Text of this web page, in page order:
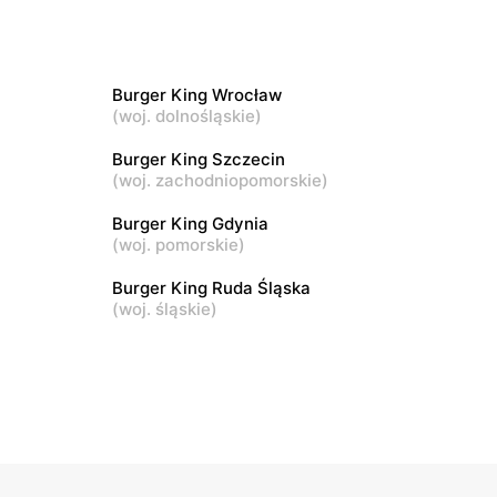
Burger King
Kraków, ul. Tadeusza Śliwiaka 32
Burger King
Burger King Wrocław
(woj. dolnośląskie)
Burger King Szczecin
(woj. zachodniopomorskie)
Burger King Gdynia
(woj. pomorskie)
Burger King Ruda Śląska
(woj. śląskie)